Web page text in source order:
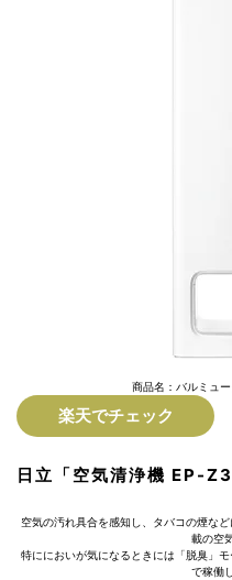
商品名：バルミュー
楽天でチェック
日立「空気清浄機 EP-
空気の汚れ具合を感知し、タバコの煙な
載の空
特ににおいが気になるときには「脱臭」
で稼働